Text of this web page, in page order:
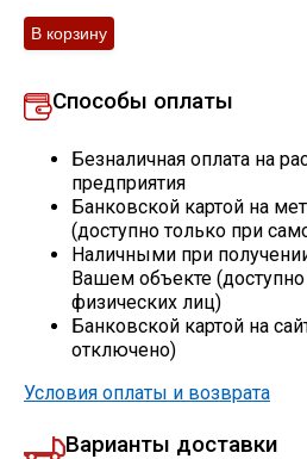
Способы оплаты
Безналичная оплата на
предприятия
Банковской картой на
(доступно только при
Наличными при
Вашем объекте
физических лиц)
Банковской картой на
отключено)
Условия оплаты и возврата
Варианты доставки